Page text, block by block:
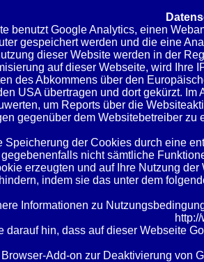
benutzt Google Analytics, einen
gespeichert werden und die eine
dieser Website werden in der
auf dieser Webseite, wird
des Abkommens über den
USA übertragen und dort gekürzt.
um Reports über die
gegenüber dem Websitebetreiber
Speicherung der Cookies durch eine
nicht sämtliche
erzeugten und auf Ihre Nutzung
indem sie das unter dem
Informationen zu
darauf hin, dass auf dieser Webseite
Browser-Add-on zur Deaktivierung von